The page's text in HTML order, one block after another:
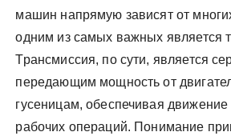
машин напрямую зависят от
одним из самых важных является
Трансмиссия, по сути, является
передающим мощность от
гусеницам, обеспечивая
рабочих операций. Понимание